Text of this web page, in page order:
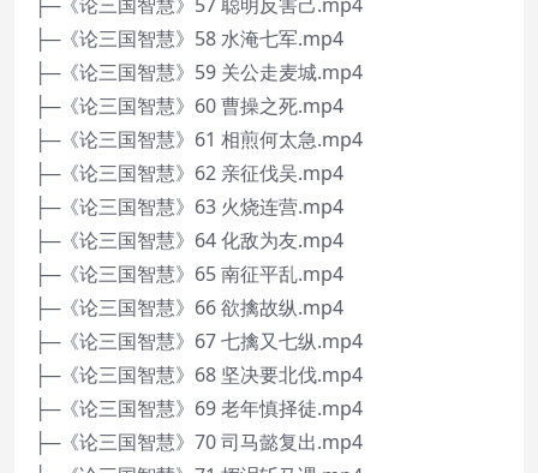
├─《论三国智慧》58 水淹七军.mp4
├─《论三国智慧》59 关公走麦城.mp4
├─《论三国智慧》60 曹操之死.mp4
├─《论三国智慧》61 相煎何太急.mp4
├─《论三国智慧》62 亲征伐吴.mp4
├─《论三国智慧》63 火烧连营.mp4
├─《论三国智慧》64 化敌为友.mp4
├─《论三国智慧》65 南征平乱.mp4
├─《论三国智慧》66 欲擒故纵.mp4
├─《论三国智慧》67 七擒又七纵.mp4
├─《论三国智慧》68 坚决要北伐.mp4
├─《论三国智慧》69 老年慎择徒.mp4
├─《论三国智慧》70 司马懿复出.mp4